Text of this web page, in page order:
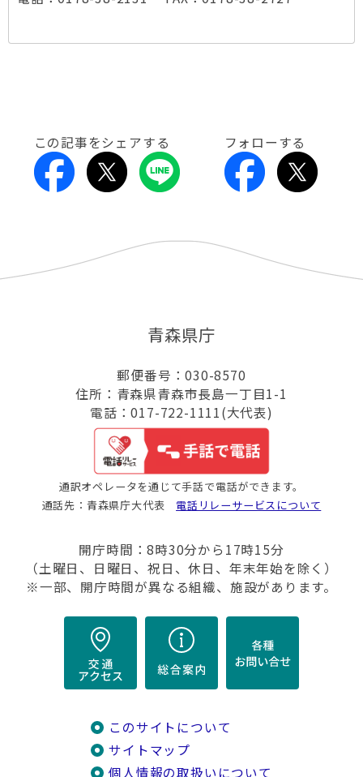
この記事をシェアする フォローする
青森県庁
郵便番号：030-8570
住所：青森県青森市長島一丁目1-1
電話：017-722-1111(大代表)
通訳オペレータを通じて手話で電話ができます。
通話先：青森県庁大代表 電話リレーサービスについて
開庁時間：8時30分から17時15分
（土曜日、日曜日、祝日、休日、年末年始を除く）
※一部、開庁時間が異なる組織、施設があります。
このサイトについて
サイトマップ
個人情報の取扱いについて